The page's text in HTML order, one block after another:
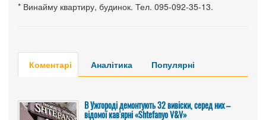
* Винайму квартиру, будинок. Тел. 095-092-35-13.
Коментарі Аналітика Популярні
В Ужгороді демонтують 32 вивіски, серед них –
відомої кав'ярні «Shtefanyo V&V»